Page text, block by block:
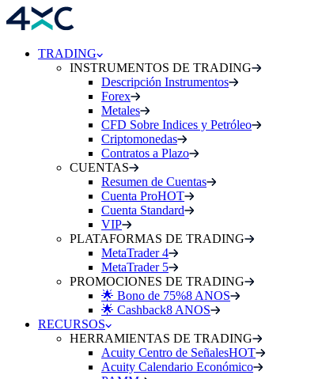
TRADING
INSTRUMENTOS DE TRADING
Descripción Instrumentos
Forex
Metales
CFD Sobre Indices y Petróleo
Criptomonedas
Contratos a Plazo
CUENTAS
Resumen de Cuentas
Cuenta ProHOT
Cuenta Standard
VIP
PLATAFORMAS DE TRADING
MetaTrader 4
MetaTrader 5
PROMOCIONES DE TRADING
🌟 Bono de 75%8 ANOS
🌟 Cashback8 ANOS
RECURSOS
HERRAMIENTAS DE TRADING
Acuity Centro de SeñalesHOT
Acuity Calendario Económico